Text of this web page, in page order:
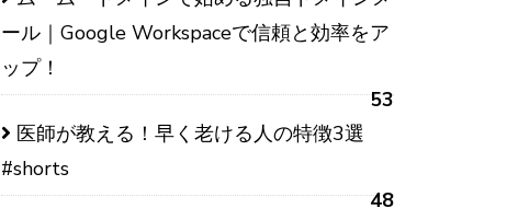
ール｜Google Workspaceで信頼と効率をア
ップ！
53
医師が教える！早く老ける人の特徴3選
#shorts
48